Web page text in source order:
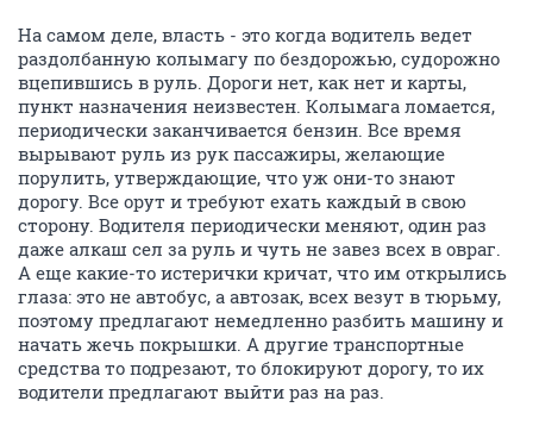
На самом деле, власть - это когда водитель ведет
раздолбанную колымагу по бездорожью, судорожно
вцепившись в руль. Дороги нет, как нет и карты,
пункт назначения неизвестен. Колымага ломается,
периодически заканчивается бензин. Все время
вырывают руль из рук пассажиры, желающие
порулить, утверждающие, что уж они-то знают
дорогу. Все орут и требуют ехать каждый в свою
сторону. Водителя периодически меняют, один раз
даже алкаш сел за руль и чуть не завез всех в овраг.
А еще какие-то истерички кричат, что им открылись
глаза: это не автобус, а автозак, всех везут в тюрьму,
поэтому предлагают немедленно разбить машину и
начать жечь покрышки. А другие транспортные
средства то подрезают, то блокируют дорогу, то их
водители предлагают выйти раз на раз.